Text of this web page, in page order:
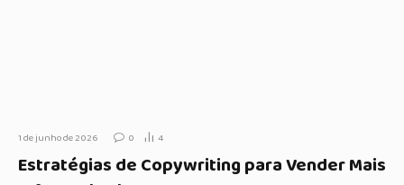
1 de junho de 2026 0 4
Estratégias de Copywriting para Vender Mais